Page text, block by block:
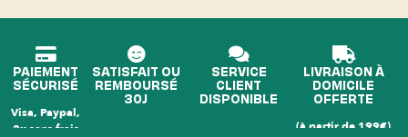
PAIEMENT
SÉCURISÉ
Visa, Paypal,
3x sans frais
SATISFAIT OU
REMBOURSÉ
30J
SERVICE
CLIENT
DISPONIBLE
LIVRAISON À
DOMICILE
OFFERTE
(à partir de 199€)